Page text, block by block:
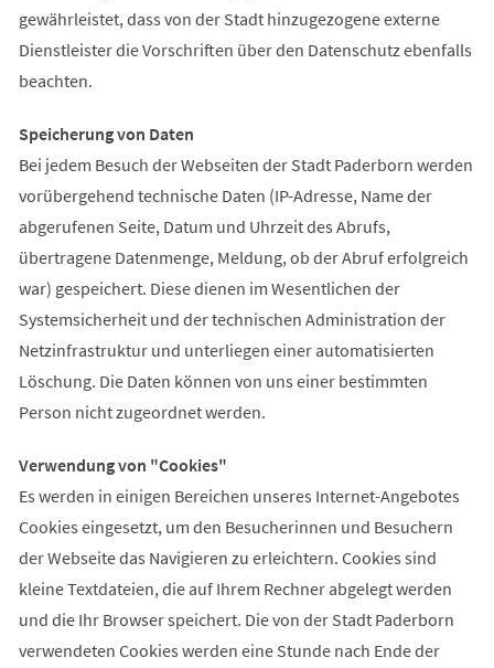
gewährleistet, dass von der Stadt hinzugezogene externe
Dienstleister die Vorschriften über den Datenschutz ebenfalls
beachten.
Speicherung von Daten
Bei jedem Besuch der Webseiten der Stadt Paderborn werden
vorübergehend technische Daten (IP-Adresse, Name der
abgerufenen Seite, Datum und Uhrzeit des Abrufs,
übertragene Datenmenge, Meldung, ob der Abruf erfolgreich
war) gespeichert. Diese dienen im Wesentlichen der
Systemsicherheit und der technischen Administration der
Netzinfrastruktur und unterliegen einer automatisierten
Löschung. Die Daten können von uns einer bestimmten
Person nicht zugeordnet werden.
Verwendung von "Cookies"
Es werden in einigen Bereichen unseres Internet-Angebotes
Cookies eingesetzt, um den Besucherinnen und Besuchern
der Webseite das Navigieren zu erleichtern. Cookies sind
kleine Textdateien, die auf Ihrem Rechner abgelegt werden
und die Ihr Browser speichert. Die von der Stadt Paderborn
verwendeten Cookies werden eine Stunde nach Ende der